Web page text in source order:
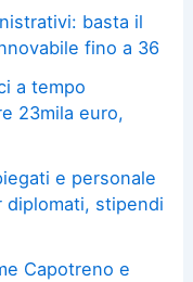
basta il
fino a 36
a tempo
23mila euro,
e personale
diplomati, stipendi
Capotreno e